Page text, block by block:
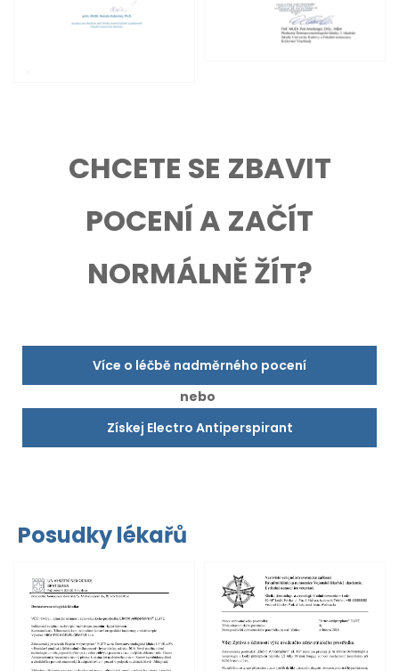
CHCETE SE ZBAVIT
POCENÍ A ZAČÍT
NORMÁLNĚ ŽÍT?
Více o léčbě nadměrného pocení
nebo
Získej Electro Antiperspirant
Posudky lékařů